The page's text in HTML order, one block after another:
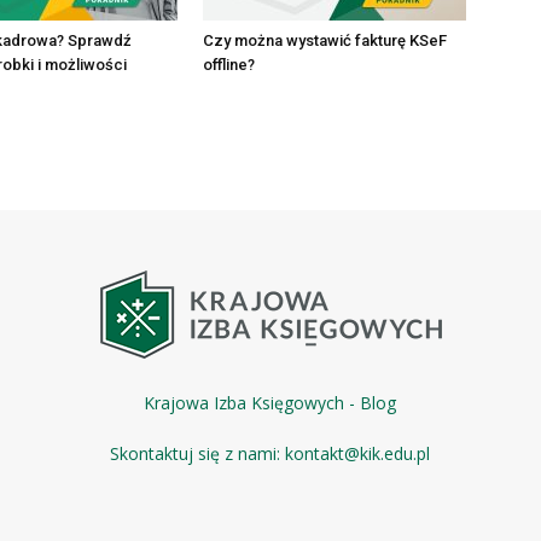
Sprawdź
i możliwości
Czy można wystawić fakturę KSeF
offline?
Krajowa Izba Księgowych - Blog
Skontaktuj się z nami:kontakt@kik.edu.pl